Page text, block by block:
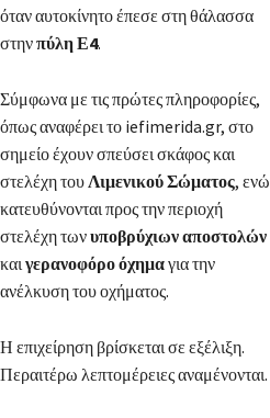
όταν αυτοκίνητο έπεσε στη θάλασσα
στηνπύλη Ε4.
Σύμφωνα με τις πρώτες πληροφορίες,
όπως αναφέρει το iefimerida.gr, στο
σημείο έχουν σπεύσει σκάφος και
στελέχη του Λιμενικού Σώματος, ενώ
κατευθύνονται προς την περιοχή
στελέχη τωνυποβρύχιων αποστολών
και γερανοφόρο όχημαγια την
ανέλκυση του οχήματος.
Η επιχείρηση βρίσκεται σε εξέλιξη.
Περαιτέρω λεπτομέρειες αναμένονται.